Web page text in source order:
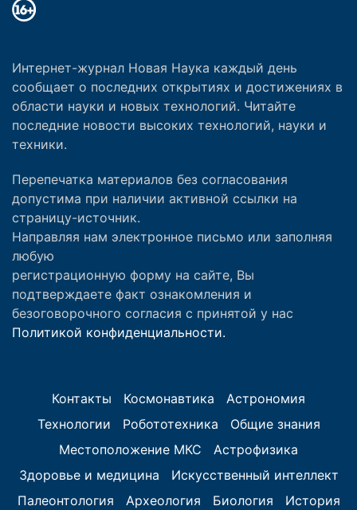
Интернет-журнал Новая Наука каждый день
сообщает о последних открытиях и достижениях в
области науки и новых технологий. Читайте
последние новости высоких технологий, науки и
техники.
Перепечатка материалов без согласования
допустима при наличии активной ссылки на
страницу-источник.
Направляя нам электронное письмо или заполняя
любую
регистрационную форму на сайте, Вы
подтверждаете факт ознакомления и
безоговорочного согласия с принятой у нас
Политикой конфиденциальности.
Контакты Космонавтика
Астрономия
Технологии
Робототехника
Общие знания
Местоположение МКС
Астрофизика
Здоровье и медицина
Искусственный интеллект
Палеонтология
Археология Биология История